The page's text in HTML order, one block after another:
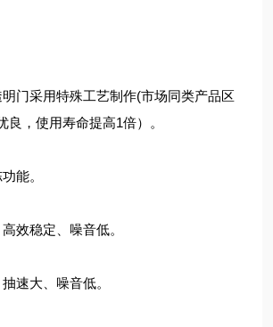
采用特殊工艺制作(市场同类产品区
良，使用寿命提高1倍）。
能。
稳定、噪音低。
大、噪音低。